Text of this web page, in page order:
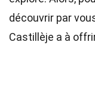
découvrir par
Castillèje a à